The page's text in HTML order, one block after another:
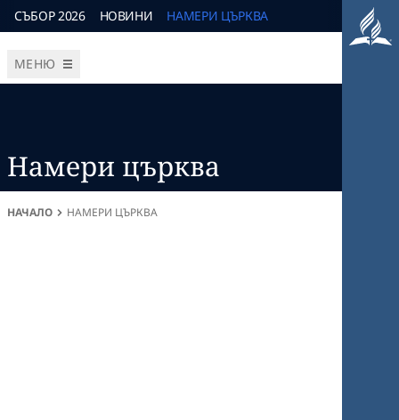
СЪБОР 2026 НОВИНИ НАМЕРИ ЦЪРКВА
МЕНЮ
Намери църква
НАЧАЛО НАМЕРИ ЦЪРКВА